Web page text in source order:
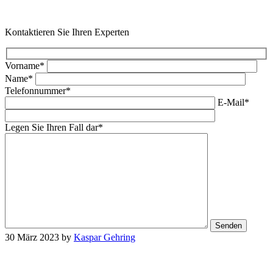
Kontaktieren Sie Ihren Experten
Vorname*
Name*
Telefonnummer*
E-Mail*
Legen Sie Ihren Fall dar*
30 März 2023 by Kaspar Gehring